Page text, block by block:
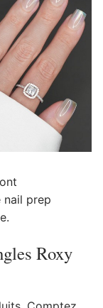
nail prep
Roxy